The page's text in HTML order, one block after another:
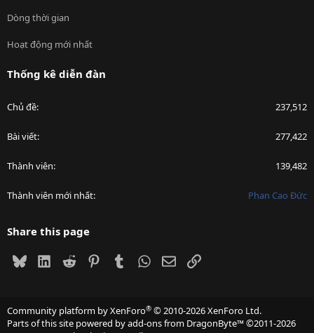
Dòng thời gian
Hoạt động mới nhất
Thống kê diễn đàn
Chủ đề 237,512
Bài viết 277,422
Thành viên 139,482
Thành viên mới nhất Phan Cao Đức
Share this page
BlueskyLinkedIn
Reddit PinterestTumblrWhatsApp
EmailLink
Community platform by XenForo® © 2010-2026 XenForo Ltd.
Parts of this site powered byadd-ons from DragonByte™©2011-2026